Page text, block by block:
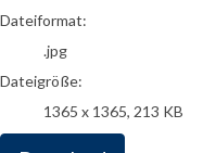
Dateiformat:
.jpg
Dateigröße:
1365 x 1365, 213 KB